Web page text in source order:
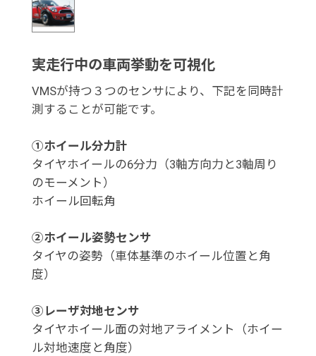
実走行中の車両挙動を可視化
VMSが持つ３つのセンサにより、下記を同時計
測することが可能です。
①ホイール分力計
タイヤホイールの6分力（3軸方向力と3軸周り
のモーメント）
ホイール回転角
②ホイール姿勢センサ
タイヤの姿勢（車体基準のホイール位置と角
度）
③レーザ対地センサ
タイヤホイール面の対地アライメント（ホイー
ル対地速度と角度）